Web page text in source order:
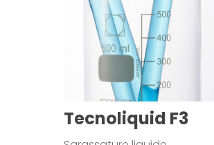
Tecnoliquid F3